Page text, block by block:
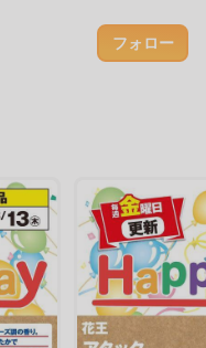
フォロー